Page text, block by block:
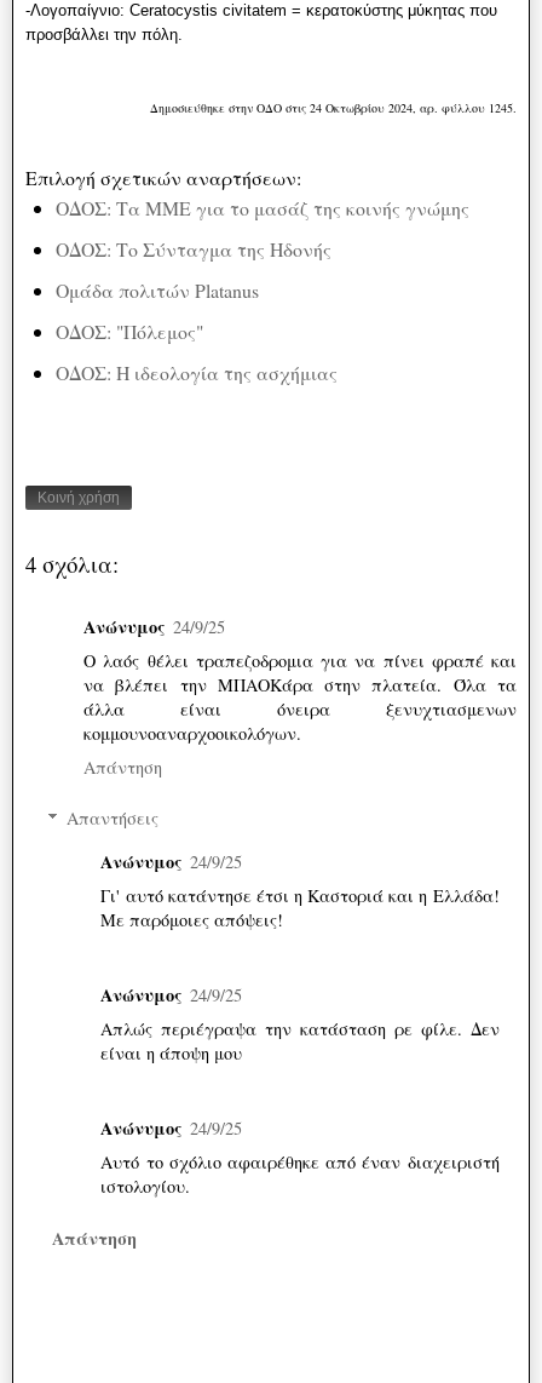
-Λογοπαίγνιο: Ceratocystis civitatem = κερατοκύστης μύκητας που
προσβάλλει την πόλη.
Δημοσιεύθηκε στην ΟΔΟ στις 24 Οκτωβρίου 2024, αρ. φύλλου 1245.
Επιλογή σχετικών αναρτήσεων:
ΟΔΟΣ: Τα ΜΜΕ για το μασάζ της κοινής γνώμης
ΟΔΟΣ: Το Σύνταγμα της Ηδονής
Ομάδα πολιτών Platanus
ΟΔΟΣ: "Πόλεμος"
ΟΔΟΣ: Η ιδεολογία της ασχήμιας
Κοινή χρήση
4 σχόλια:
Ανώνυμος 24/9/25
Ο λαός θέλει τραπεζοδρομια για να πίνει φραπέ και
να βλέπει την ΜΠΑΟΚάρα στην πλατεία. Όλα τα
άλλα είναι όνειρα ξενυχτιασμενων
κομμουνοαναρχοοικολόγων.
Απάντηση
Απαντήσεις
Ανώνυμος 24/9/25
Γι' αυτό κατάντησε έτσι η Καστοριά και η Ελλάδα!
Με παρόμοιες απόψεις!
Ανώνυμος 24/9/25
Απλώς περιέγραψα την κατάσταση ρε φίλε. Δεν
είναι η άποψη μου
Ανώνυμος 24/9/25
Αυτό το σχόλιο αφαιρέθηκε από έναν διαχειριστή
ιστολογίου.
Απάντηση